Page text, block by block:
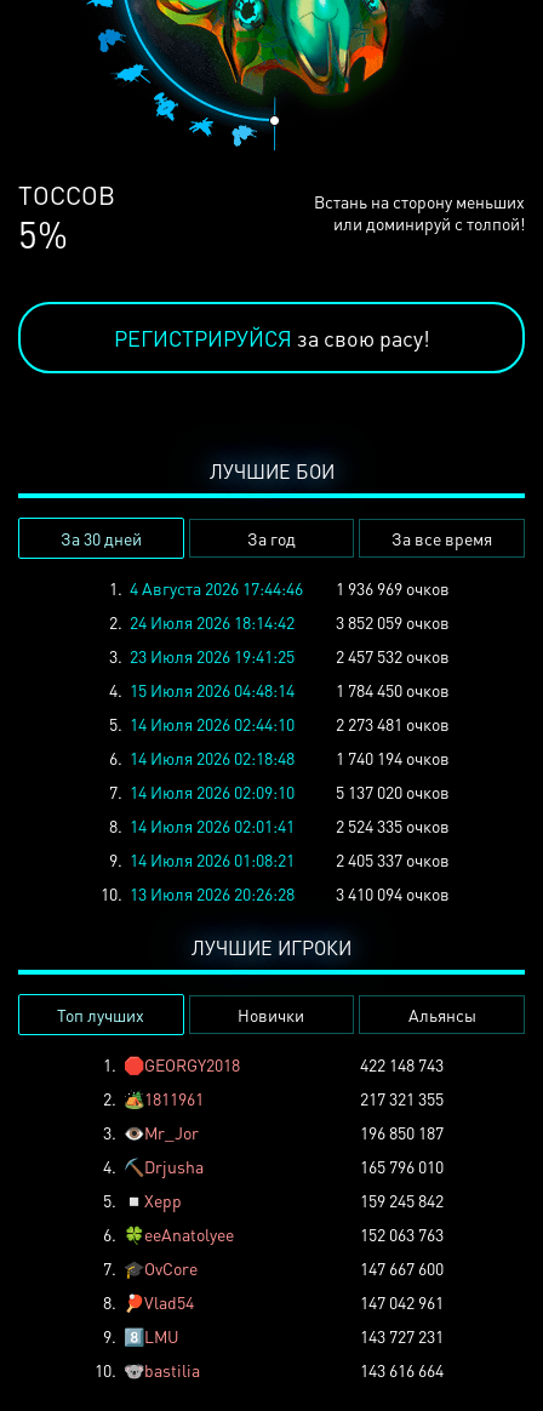
ЛЮДЕЙ
68%
Встань на сторону меньших
или доминируй с толпой!
РЕГИСТРИРУЙСЯ за свою расу!
ЛУЧШИЕ БОИ
За 30 дней За год За все время
1. 4 Августа 2026 17:44:46
1 936 969 очков
2. 24 Июля 2026 18:14:42
3 852 059 очков
3. 23 Июля 2026 19:41:25
2 457 532 очков
4. 15 Июля 2026 04:48:14
1 784 450 очков
5. 14 Июля 2026 02:44:10
2 273 481 очков
6. 14 Июля 2026 02:18:48
1 740 194 очков
7. 14 Июля 2026 02:09:10
5 137 020 очков
8. 14 Июля 2026 02:01:41
2 524 335 очков
9. 14 Июля 2026 01:08:21
2 405 337 очков
10. 13 Июля 2026 20:26:28 3 410 094 очков
ЛУЧШИЕ ИГРОКИ
Топ лучших Новички Альянсы
1. 🛑GEORGY2018
422 148 743
2. 🏕️1811961
217 321 355
3. 👁️Mr_Jor
196 850 187
4. ⛏️ Drjusha
165 796 010
5.
◽ Xepp
159 245 842
6. 🍀eeAnatolyee
152 063 763
7. 🎓OvCore
147 667 600
8.
🏓Vlad54
147 042 961
9. 8️⃣LMU
143 727 231
10. 🐨bastilia 143 616 664